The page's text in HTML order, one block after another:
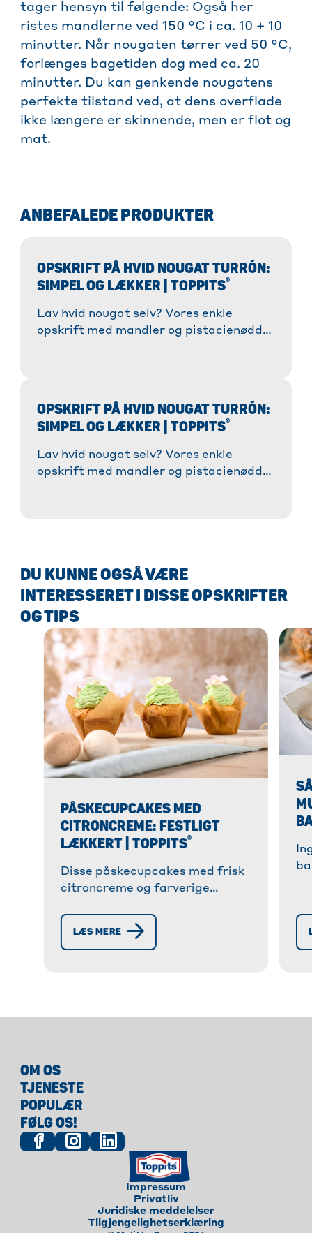
tager hensyn til følgende: Også her
ristes mandlerne ved 150 °C i ca. 10 + 10
minutter. Når nougaten tørrer ved 50 °C,
forlænges bagetiden dog med ca. 20
minutter. Du kan genkende nougatens
perfekte tilstand ved, at dens overflade
ikke længere er skinnende, men er flot og
mat.
ANBEFALEDE PRODUKTER
OPSKRIFT PÅ HVID NOUGAT TURRÓN:
SIMPEL OG LÆKKER | TOPPITS®
Lav hvid nougat selv? Vores enkle
opskrift med mandler og pistacienødder
OPSKRIFT PÅ HVID NOUGAT TURRÓN:
SIMPEL OG LÆKKER | TOPPITS®
Lav hvid nougat selv? Vores enkle
opskrift med mandler og pistacienødder
DU KUNNE OGSÅ VÆRE
INTERESSERET I DISSE OPSKRIFTER
OG TIPS
PÅSKECUPCAKES MED
CITRONCREME: FESTLIGT
LÆKKERT | TOPPITS®
Disse påskecupcakes med frisk
citroncreme og farverige
er et øjenfang til påskebrunch.
Opdag opskriften nu!
LÆS MERE
OM OS
TJENESTE
POPULÆR
FØLG OS!
Impressum
Privatliv
Juridiske meddelelser
Tilgjengelighetserklæring